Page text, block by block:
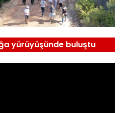
yürüyüşünde buluştu